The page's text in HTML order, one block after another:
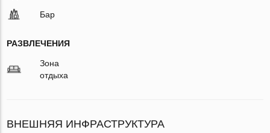
Бар
РАЗВЛЕЧЕНИЯ
Зона
отдыха
ВНЕШНЯЯ ИНФРАСТРУКТУРА